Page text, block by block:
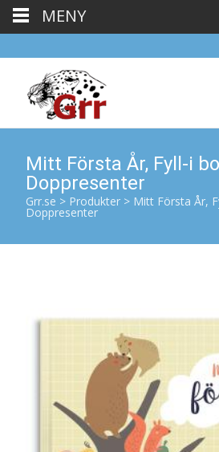
Mitt Första År, Fyll-i
Doppresenter
Grr.se > Produkter > Mitt Första År,
Doppresenter
MENY